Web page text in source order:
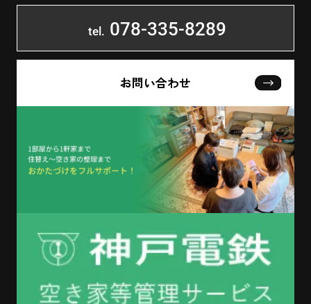
tel. 078-335-8289
お問い合わせ